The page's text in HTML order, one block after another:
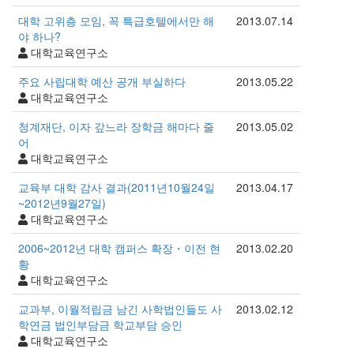
대학 고위층 모임, 꼭 특급호텔에서만 해
야 하나?
대학교육연구소
2013.07.14
주요 사립대학 예산 공개 부실하다
대학교육연구소
2013.05.22
청계재단, 이자 갚느라 장학금 해마다 줄
어
대학교육연구소
2013.05.02
교육부 대학 감사 결과(2011년10월24일
~2012년9월27일)
대학교육연구소
2013.04.17
2006~2012년 대학 캠퍼스 확장・이전 현
황
대학교육연구소
2013.02.20
교과부, 이월적립금 남긴 사학법인들도 사
학연금 법인부담금 학교부담 승인
대학교육연구소
2013.02.12